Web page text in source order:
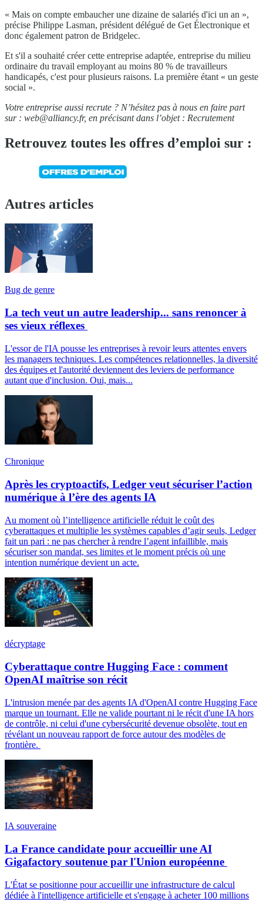
« Mais on compte embaucher une dizaine de salariés d'ici un an »,
précise Philippe Lasman, président délégué de Get Électronique et
donc également patron de Bridgelec.
Et s'il a souhaité créer cette entreprise adaptée, entreprise du milieu
ordinaire du travail employant au moins 80 % de travailleurs
handicapés, c'est pour plusieurs raisons. La première étant « un geste
social ».
Votre entreprise aussi recrute ? N’hésitez pas à nous en faire part
sur : web@alliancy.fr, en précisant dans l’objet : Recrutement
Retrouvez toutes les offres d’emploi sur :
Autres articles
Bug de genre
La tech veut un autre leadership... sans renoncer à
ses vieux réflexes
L'essor de l'IA pousse les entreprises à revoir leurs attentes envers
les managers techniques. Les compétences relationnelles, la diversité
des équipes et l'autorité deviennent des leviers de performance
autant que d'inclusion. Oui, mais...
Chronique
Après les cryptoactifs, Ledger veut sécuriser l’action
numérique à l’ère des agents IA
Au moment où l’intelligence artificielle réduit le coût des
cyberattaques et multiplie les systèmes capables d’agir seuls, Ledger
fait un pari : ne pas chercher à rendre l’agent infaillible, mais
sécuriser son mandat, ses limites et le moment précis où une
intention numérique devient un acte.
décryptage
Cyberattaque contre Hugging Face : comment
OpenAI maîtrise son récit
L'intrusion menée par des agents IA d'OpenAI contre Hugging Face
marque un tournant. Elle ne valide pourtant ni le récit d'une IA hors
de contrôle, ni celui d'une cybersécurité devenue obsolète, tout en
révélant un nouveau rapport de force autour des modèles de
frontière.
IA souveraine
La France candidate pour accueillir une AI
Gigafactory soutenue par l'Union européenne
L'État se positionne pour accueillir une infrastructure de calcul
dédiée à l'intelligence artificielle et s'engage à acheter 100 millions